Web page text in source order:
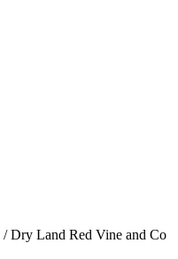
/ Dry Land Red Vine and Co